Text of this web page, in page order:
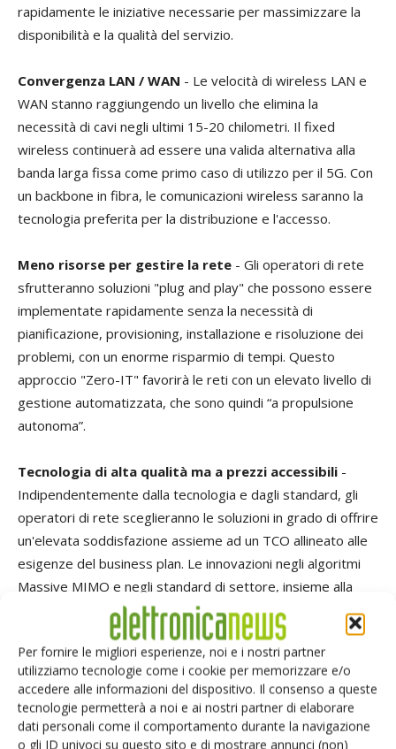
Per fornire le migliori esperienze, noi e i nostri partner
utilizziamo tecnologie come i cookie per memorizzare e/o
accedere alle informazioni del dispositivo. Il consenso a queste
tecnologie permetterà a noi e ai nostri partner di elaborare
dati personali come il comportamento durante la navigazione
o gli ID univoci su questo sito e di mostrare annunci (non)
rapidamente le iniziative necessarie per massimizzare la
disponibilità e la qualità del servizio.
Convergenza LAN / WAN - Le velocità di wireless LAN e
WAN stanno raggiungendo un livello che elimina la
necessità di cavi negli ultimi 15-20 chilometri. Il fixed
wireless continuerà ad essere una valida alternativa alla
banda larga fissa come primo caso di utilizzo per il 5G. Con
un backbone in fibra, le comunicazioni wireless saranno la
tecnologia preferita per la distribuzione e l'accesso.
Meno risorse per gestire la rete - Gli operatori di rete
sfrutteranno soluzioni "plug and play" che possono essere
implementate rapidamente senza la necessità di
pianificazione, provisioning, installazione e risoluzione dei
problemi, con un enorme risparmio di tempi. Questo
approccio "Zero-IT" favorirà le reti con un elevato livello di
gestione automatizzata, che sono quindi “a propulsione
autonoma”.
Tecnologia di alta qualità ma a prezzi accessibili -
Indipendentemente dalla tecnologia e dagli standard, gli
operatori di rete sceglieranno le soluzioni in grado di offrire
un'elevata soddisfazione assieme ad un TCO allineato alle
esigenze del business plan. Le innovazioni negli algoritmi
Massive MIMO e negli standard di settore, insieme alla
disponibilità di componenti commerciali standard (off-the-
shell), renderanno disponibili reti Gibibit wireless che
offriranno grande efficienza per una varietà di applicazioni
specifiche.
Cambium Networkscontinuerà a investire per sviluppare